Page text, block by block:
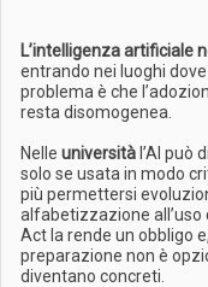
L’intelligenza artificiale
entrando nei luoghi dove
problema è che
resta disomogenea.
Nelle università l’AI può
solo se usata in modo
più permettersi
alfabetizzazione all’uso
Act la rende un obbligo
preparazione non è
diventano concreti.